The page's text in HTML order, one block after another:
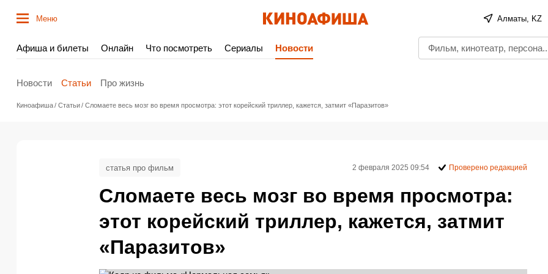
Меню Алматы, KZ
Афиша и билеты Онлайн Что посмотреть Сериалы Новости
Новости Статьи Про жизнь
Киноафиша Статьи Сломаете весь мозг во время просмотра: этот корейский триллер, кажется, затмит «Паразитов»
Сломаете весь мозг во время просмотра:
этот корейский триллер, кажется, затмит
«Паразитов»
статья про фильм 2 февраля 2025 09:54 Проверено редакцией